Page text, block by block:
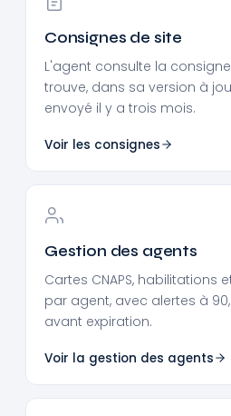
Consignes de site
L'agent consulte la
trouve, dans sa version à
envoyé il y a trois mois.
Voir les consignes
Gestion des agents
Cartes CNAPS, habilitations
par agent, avec alertes à
avant expiration.
Voir la gestion des agents